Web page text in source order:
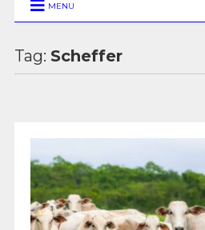
MENU
Tag: Scheffer